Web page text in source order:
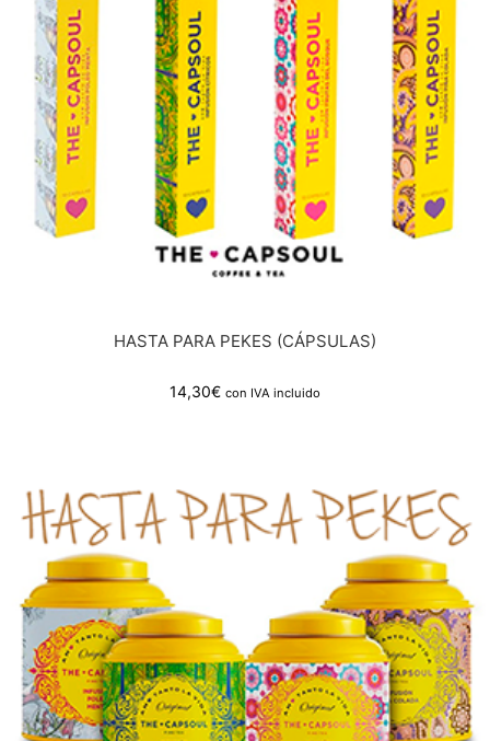
HASTA PARA PEKES (CÁPSULAS)
14,30€ con IVA incluido